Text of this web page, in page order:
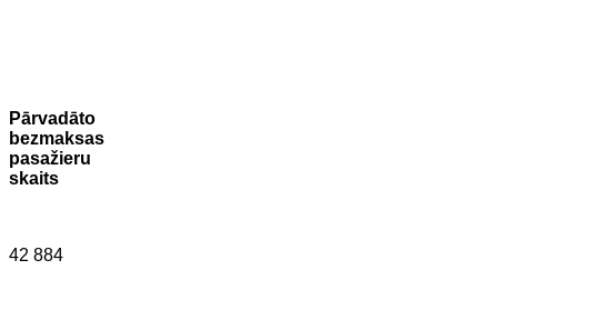
Pārvadāto
bezmaksas
pasažieru
skaits
42 884